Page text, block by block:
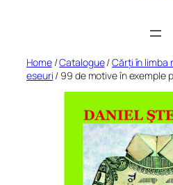
Home/Catalogue/Cărți în limba
eseuri / 99 de motive în exemple